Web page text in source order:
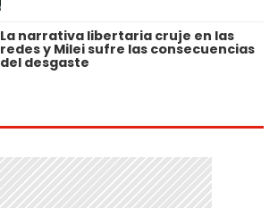
La narrativa libertaria cruje en las
redes y Milei sufre las consecuencias
del desgaste